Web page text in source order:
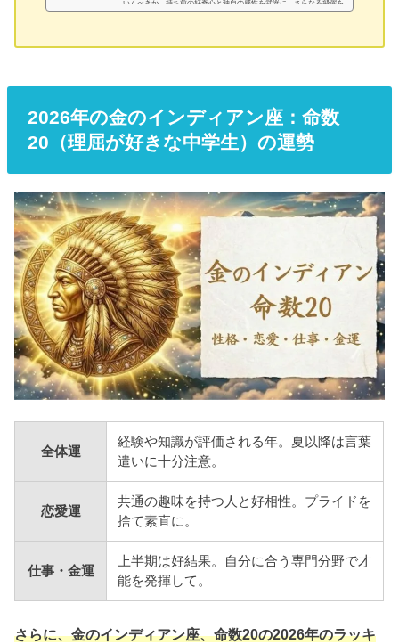
いくべきか。持ち前の好奇心と独自の感性を武器に、さらなる飛躍を
2026年の金のインディアン座：命数
20（理屈が好きな中学生）の運勢
全体運
経験や知識が評価される年。夏以降は言葉
遣いに十分注意。
恋愛運
共通の趣味を持つ人と好相性。プライドを
捨て素直に。
仕事・金運
上半期は好結果。自分に合う専門分野で才
能を発揮して。
さらに、金のインディアン座、命数20の2026年のラッキ